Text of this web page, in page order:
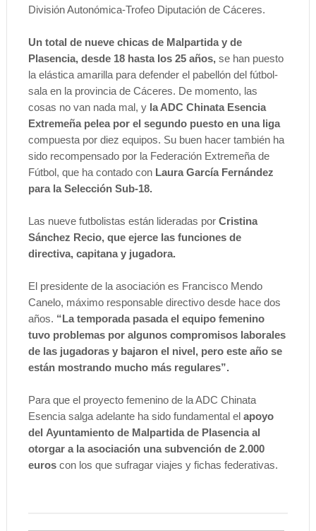
División Autonómica-Trofeo Diputación de Cáceres.
Un total de nueve chicas de Malpartida y de
Plasencia, desde 18 hasta los 25 años, se han puesto
la elástica amarilla para defender el pabellón del fútbol-
sala en la provincia de Cáceres. De momento, las
cosas no van nada mal, y la ADC Chinata Esencia
Extremeña pelea por el segundo puesto en una liga
compuesta por diez equipos. Su buen hacer también ha
sido recompensado por la Federación Extremeña de
Fútbol, que ha contado con Laura García Fernández
para la Selección Sub-18.
Las nueve futbolistas están lideradas por Cristina
Sánchez Recio, que ejerce las funciones de
directiva, capitana y jugadora.
El presidente de la asociación es Francisco Mendo
Canelo, máximo responsable directivo desde hace dos
años. “La temporada pasada el equipo femenino
tuvo problemas por algunos compromisos laborales
de las jugadoras y bajaron el nivel, pero este año se
están mostrando mucho más regulares”.
Para que el proyecto femenino de la ADC Chinata
Esencia salga adelante ha sido fundamental el apoyo
del Ayuntamiento de Malpartida de Plasencia al
otorgar a la asociación una subvención de 2.000
euros con los que sufragar viajes y fichas federativas.